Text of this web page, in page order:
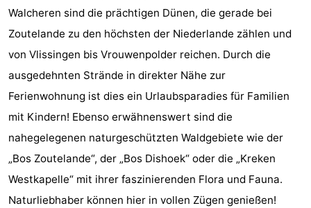
van
Veere
-
Oranjezon
Oostkapelle
-
de
Domburg
-
Natur
-
Walcheren sind die prächtigen Dünen, die gerade bei
Zoutelande zu den höchsten der Niederlande zählen und
von Vlissingen bis Vrouwenpolder reichen. Durch die
ausgedehnten Strände in direkter Nähe zur
Ferienwohnung ist dies ein Urlaubsparadies für Familien
mit Kindern! Ebenso erwähnenswert sind die
nahegelegenen naturgeschützten Waldgebiete wie der
„Bos Zoutelande“, der „Bos Dishoek“ oder die „Kreken
Westkapelle“ mit ihrer faszinierenden Flora und Fauna.
Naturliebhaber können hier in vollen Zügen genießen!